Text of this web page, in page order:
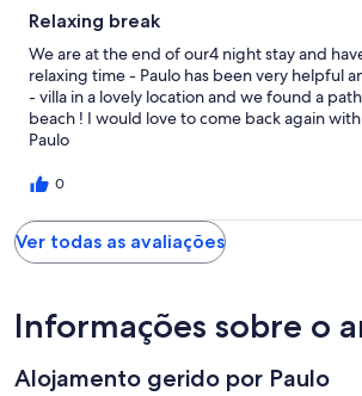
Relaxing break
We are at the end of our4 night stay and
relaxing time - Paulo has been very helpful
- villa in a lovely location and we found a
beach ! I would love to come back again
Paulo
0
Ver todas as avaliações
Informações sobre o
Alojamento gerido por Paulo